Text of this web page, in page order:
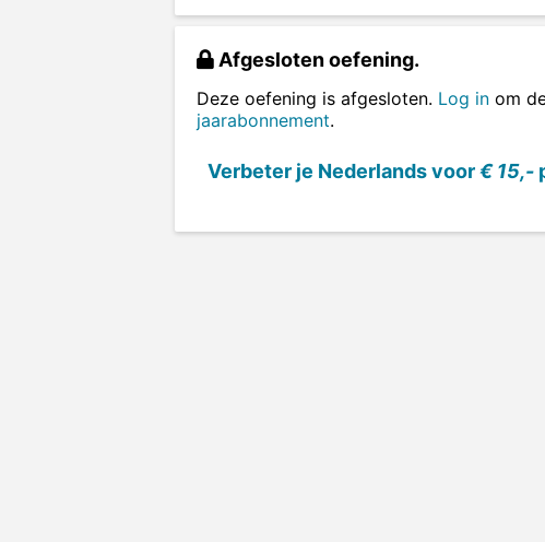
Afgesloten oefening.
Deze oefening is afgesloten. Log in om
jaarabonnement.
Verbeter je Nederlands voor€ 15,-